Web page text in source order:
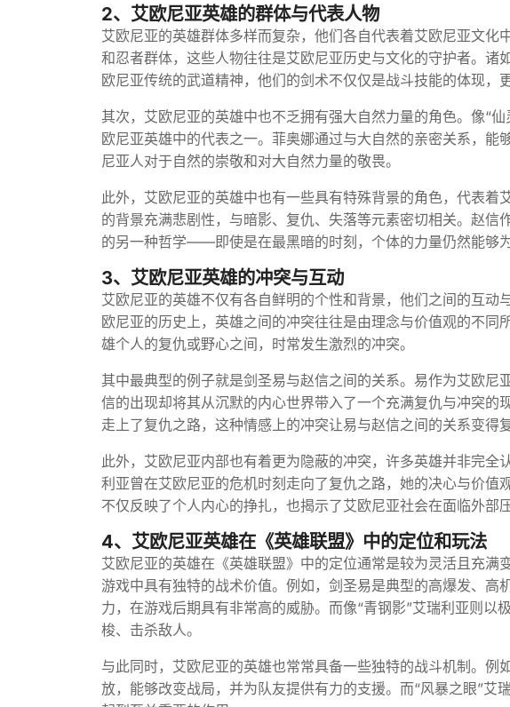
2、艾欧尼亚英雄的群体与代表人物
艾欧尼亚的英雄群体多样而复杂，他们各自代表着艾欧尼亚文
和忍者群体，这些人物往往是艾欧尼亚历史与文化的守护者。诸
欧尼亚传统的武道精神，他们的剑术不仅仅是战斗技能的体现，
其次，艾欧尼亚的英雄中也不乏拥有强大自然力量的角色。像“
欧尼亚英雄中的代表之一。菲奥娜通过与大自然的亲密关系，
尼亚人对于自然的崇敬和对大自然力量的敬畏。
此外，艾欧尼亚的英雄中也有一些具有特殊背景的角色，代表着
的背景充满悲剧性，与暗影、复仇、失落等元素密切相关。赵
的另一种哲学——即使是在最黑暗的时刻，个体的力量仍然能够为
3、艾欧尼亚英雄的冲突与互动
艾欧尼亚的英雄不仅有各自鲜明的个性和背景，他们之间的互
欧尼亚的历史上，英雄之间的冲突往往是由理念与价值观的不
雄个人的复仇或野心之间，时常发生激烈的冲突。
其中最典型的例子就是剑圣易与赵信之间的关系。易作为艾欧
信的出现却将其从沉默的内心世界带入了一个充满复仇与冲突
走上了复仇之路，这种情感上的冲突让易与赵信之间的关系变得
此外，艾欧尼亚内部也有着更为隐蔽的冲突，许多英雄并非完全
利亚曾在艾欧尼亚的危机时刻走向了复仇之路，她的决心与价值
不仅反映了个人内心的挣扎，也揭示了艾欧尼亚社会在面临外部
4、艾欧尼亚英雄在《英雄联盟》中的定位和玩法
艾欧尼亚的英雄在《英雄联盟》中的定位通常是较为灵活且充
游戏中具有独特的战术价值。例如，剑圣易是典型的高爆发、
力，在游戏后期具有非常高的威胁。而像“青钢影”艾瑞利亚则
梭、击杀敌人。
与此同时，艾欧尼亚的英雄也常常具备一些独特的战斗机制。例
放，能够改变战局，并为队友提供有力的支援。而“风暴之眼”